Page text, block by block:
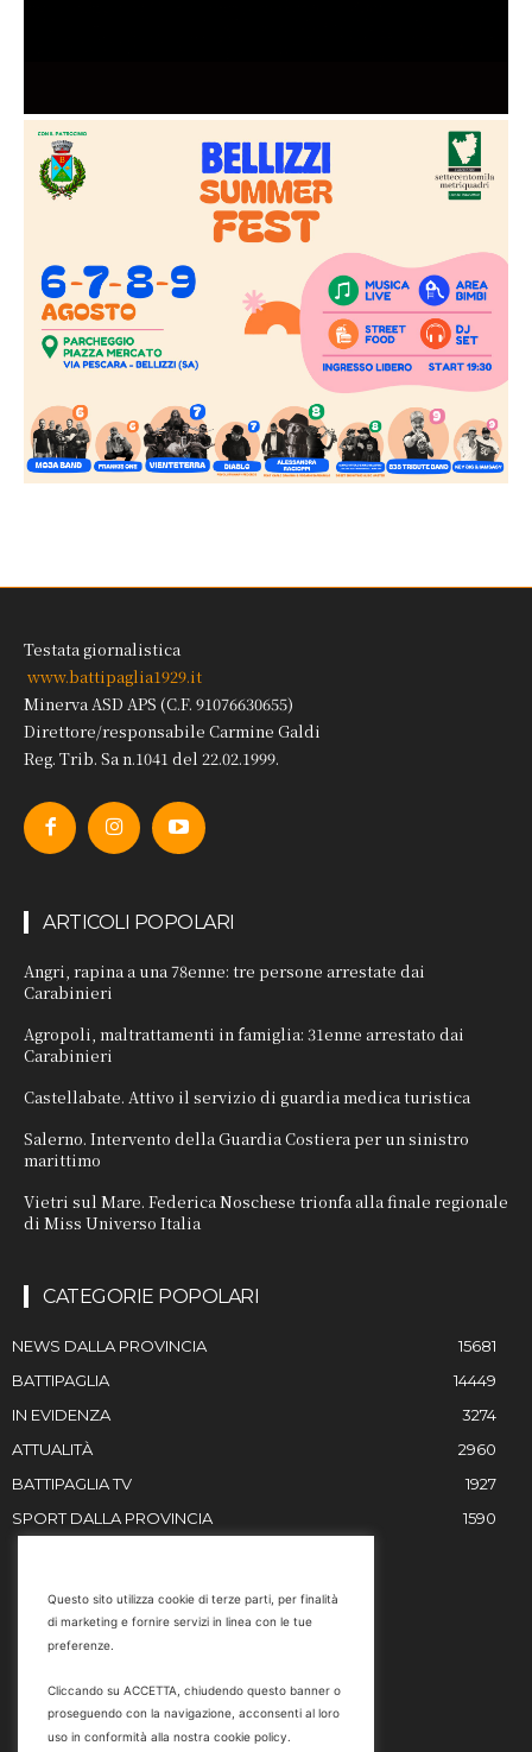
Testata giornalistica
www.battipaglia1929.it
Minerva ASD APS (C.F. 91076630655)
Direttore/responsabile Carmine Galdi
Reg. Trib. Sa n.1041 del 22.02.1999.
ARTICOLI POPOLARI
Angri, rapina a una 78enne: tre persone arrestate dai
Carabinieri
Agropoli, maltrattamenti in famiglia: 31enne arrestato dai
Carabinieri
Castellabate. Attivo il servizio di guardia medica turistica
Salerno. Intervento della Guardia Costiera per un sinistro
marittimo
Vietri sul Mare. Federica Noschese trionfa alla finale regionale
di Miss Universo Italia
CATEGORIE POPOLARI
NEWS DALLA PROVINCIA
15681
BATTIPAGLIA
14449
IN EVIDENZA
3274
ATTUALITÀ
2960
BATTIPAGLIA TV
1927
SPORT DALLA PROVINCIA
1590
Email
marketing@battipaglia1929.it
carminegaldi@virgilio.it
Questo sito utilizza cookie di terze parti, per finalità
di marketing e fornire servizi in linea con le tue
preferenze.
Cliccando su ACCETTA, chiudendo questo banner o
proseguendo con la navigazione, acconsenti al loro
uso in conformità alla nostra cookie policy.